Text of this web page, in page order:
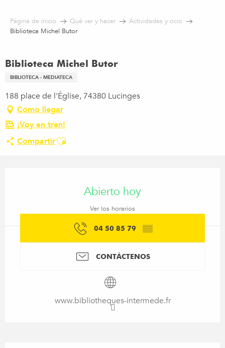
contenu
Página de inicio Qué ver y hacer
Actividades y ocio
Biblioteca Michel Butor
Biblioteca Michel Butor
BIBLIOTECA - MEDIATECA
188 place de l'Église, 74380 Lucinges
Cómo llegar
¡Voy en tren!
CompartirAjouter aux favoris
Abierto hoy
Ver los horarios
04 50 85 79 ▒▒
CONTÁCTENOS
www.bibliotheques-intermede.fr